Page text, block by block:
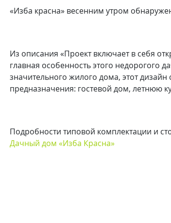
«Изба красна» весенним утром
Из описания «Проект включает в себя
главная особенность этого недорогого
значительного жилого дома, этот
предназначения: гостевой дом, летнюю
Подробности типовой комплектации и
Дачный дом «Изба Красна»